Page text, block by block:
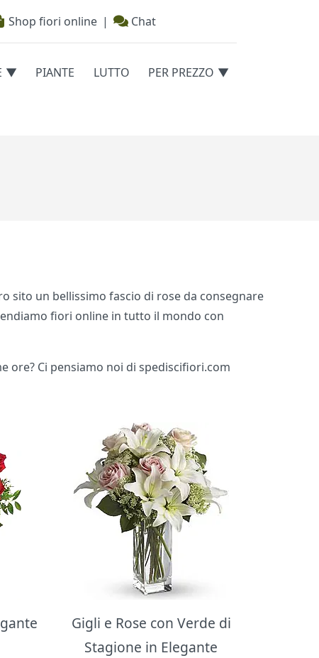
Shop fiori online | Chat
PIANTE LUTTO PER PREZZO
sito un bellissimo fascio di rose da consegnare
fiori online in tutto il mondo con
ore? Ci pensiamo noi di spediscifiori.com
Gigli e Rose con Verde di
Stagione in Elegante